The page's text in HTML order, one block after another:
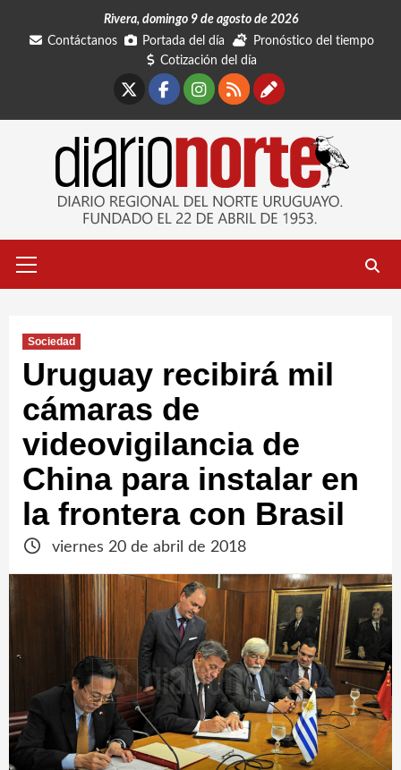
Rivera, domingo 9 de agosto de 2026
Contáctanos
Portada del día
Pronóstico del tiempo
Cotización del día
Facebook
Instagram
RSSContáctanos
primario
Sociedad
Uruguay recibirá mil
cámaras de
videovigilancia de
China para instalar en
la frontera con Brasil
viernes 20 de abril de 2018